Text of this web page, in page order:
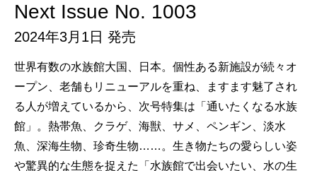
Next Issue No. 1003
2024年3月1日 発売
世界有数の水族館大国、日本。個性ある新施設が続々オ
ープン、老舗もリニューアルを重ね、ますます魅了され
る人が増えているから、次号特集は「通いたくなる水族
館」。熱帯魚、クラゲ、海獣、サメ、ペンギン、淡水
魚、深海生物、珍奇生物……。生き物たちの愛らしい姿
や驚異的な生態を捉えた「水族館で出会いたい、水の生